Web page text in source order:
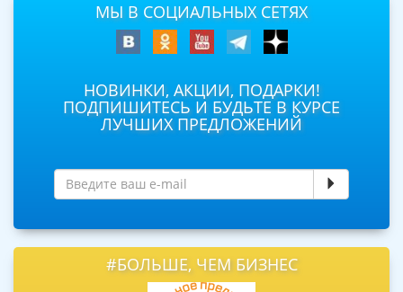
МЫ В СОЦИАЛЬНЫХ СЕТЯХ
НОВИНКИ, АКЦИИ, ПОДАРКИ!
ПОДПИШИТЕСЬ И БУДЬТЕ В КУРСЕ
ЛУЧШИХ ПРЕДЛОЖЕНИЙ
#БОЛЬШЕ, ЧЕМ БИЗНЕС